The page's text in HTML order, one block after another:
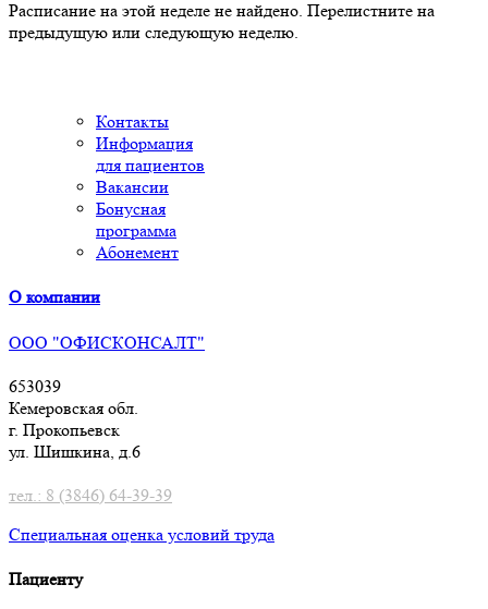
Расписание на этой неделе не найдено. Перелистните на
предыдущую или следующую неделю.
Контакты
Информация
для пациентов
Вакансии
Бонусная
программа
Абонемент
О компании
ООО "ОФИСКОНСАЛТ"
653039
Кемеровская обл.
г. Прокопьевск
ул. Шишкина, д.6
тел.: 8 (3846) 64-39-39
Специальная оценка условий труда
Пациенту